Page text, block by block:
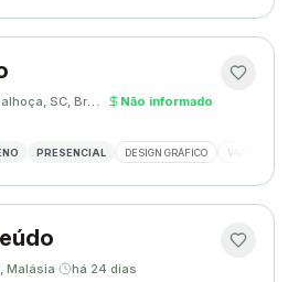
Palhoça, SC, Brasil · Não informado·
PRESENCIAL DESIGN GRÁFICO VAGA
Malásia· há 24 dias